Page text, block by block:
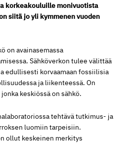
korkeakouluille monivuotista
siitä jo yli kymmenen vuoden
on avainasemassa
Sähköverkon tulee välittää
edullisesti korvaamaan fossiilisia
ja liikenteessä. On
keskiössä on sähkö.
tehtävä tutkimus- ja
luomiin tarpeisiin.
ollut keskeinen merkitys